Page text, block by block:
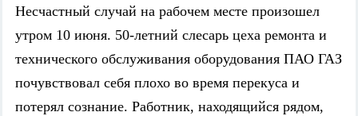
Несчастный случай на рабочем месте произошел
утром 10 июня. 50-летний слесарь цеха ремонта и
технического обслуживания оборудования ПАО ГАЗ
почувствовал себя плохо во время перекуса и
потерял сознание. Работник, находящийся рядом,